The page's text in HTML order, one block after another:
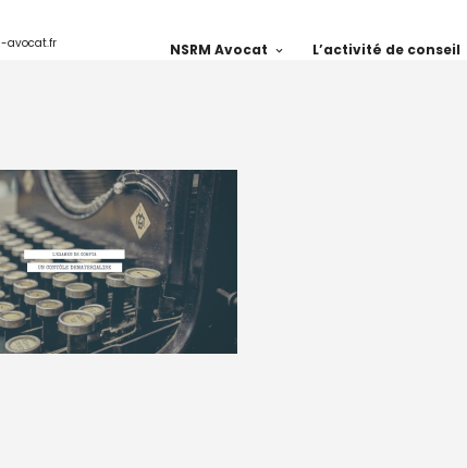
avocat.fr NSRM Avocat L’activité de conseil